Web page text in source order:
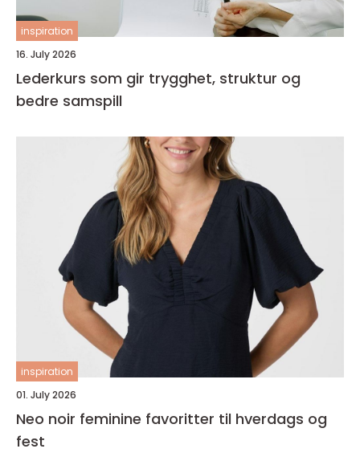
inspiration
16. July 2026
Lederkurs som gir trygghet, struktur og
bedre samspill
inspiration
01. July 2026
Neo noir feminine favoritter til hverdags og
fest